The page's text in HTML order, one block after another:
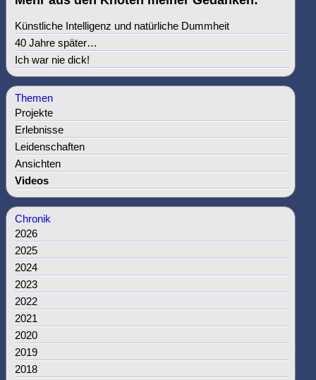
Künstliche Intelligenz und natürliche Dummheit
40 Jahre später…
Ich war nie dick!
Themen
Projekte
Erlebnisse
Leidenschaften
Ansichten
Videos
Chronik
2026
2025
2024
2023
2022
2021
2020
2019
2018